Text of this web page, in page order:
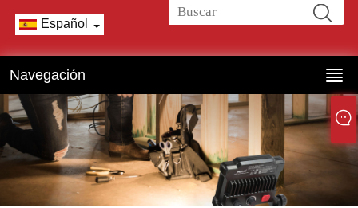
Español
Navegación